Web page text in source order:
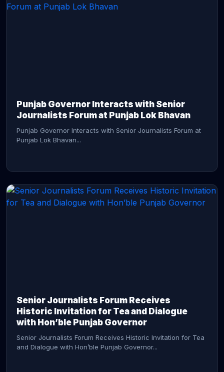
Punjab Governor Interacts with Senior
Journalists Forum at Punjab Lok Bhavan
Punjab Governor Interacts with Senior Journalists Forum at
Punjab Lok Bhavan...
Senior Journalists Forum Receives
Historic Invitation for Tea and Dialogue
with Hon’ble Punjab Governor
Senior Journalists Forum Receives Historic Invitation for Tea
and Dialogue with Hon’ble Punjab Governor...